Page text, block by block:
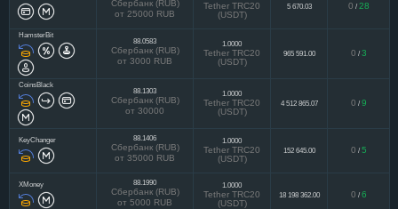
Сбербанк (RUB)
от 25000 RUB
Tether TRC20
(USDT)
5 670.03 0 / 28
HamsterBit
88.0583
Сбербанк (RUB)
от 3000 RUB
1.0000
Tether TRC20
(USDT)
965 591.00 0 / 3
CoinsBlack
88.1303
Сбербанк (RUB)
от 30000
1.0000
Tether TRC20
(USDT)
4 512 865.07 0 / 9
KeyChanger 88.1406
Сбербанк (RUB)
от 35000 RUB
1.0000
Tether TRC20
(USDT)
152 645.00 0 / 5
XMoney 88.1990
Сбербанк (RUB)
от 5000 RUB
1.0000
Tether TRC20
(USDT)
18 198 362.00 0 / 6